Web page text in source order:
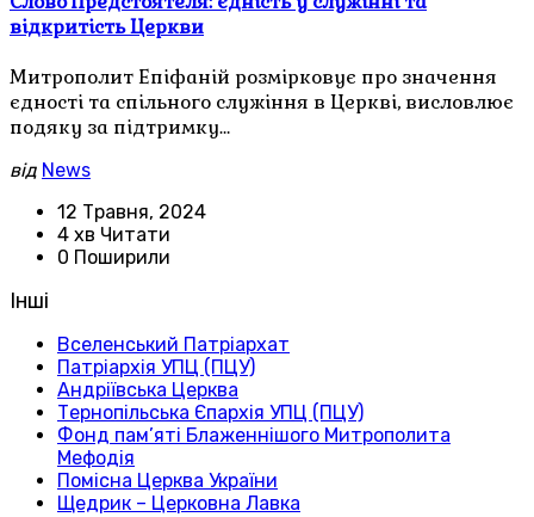
відкритість Церкви
Митрополит Епіфаній розмірковує про значення
єдності та спільного служіння в Церкві, висловлює
подяку за підтримку…
від News
12 Травня, 2024
4 хв Читати
0 Поширили
Інші
Вселенський Патріархат
Патріархія УПЦ (ПЦУ)
Андріївська Церква
Тернопільська Єпархія УПЦ (ПЦУ)
Фонд пам’яті Блаженнішого Митрополита
Мефодія
Помісна Церква України
Щедрик – Церковна Лавка